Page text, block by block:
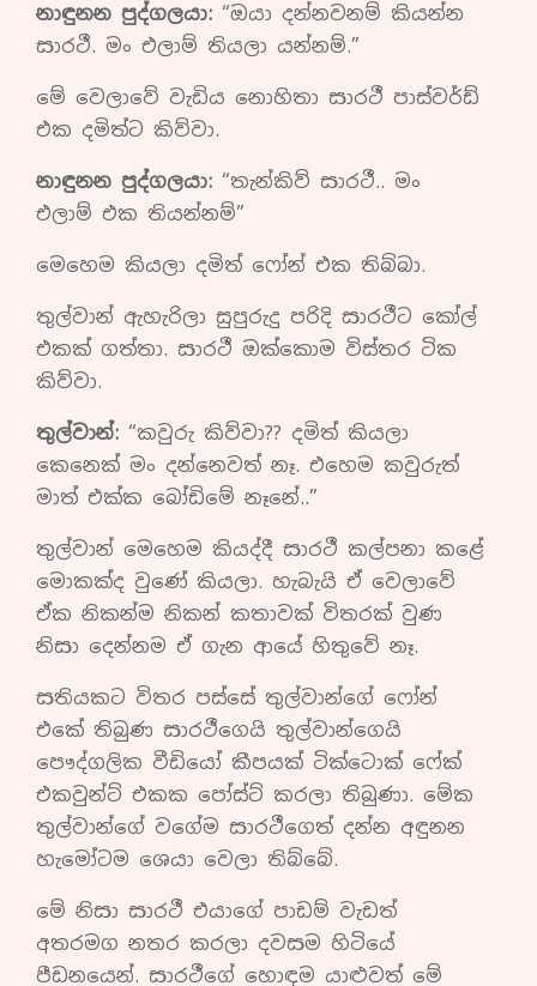
නාඳුනන පුද්ගලයා: “ඔයා දන්නවනම් කියන්න
සාරථී. මං එලාම් තියලා යන්නම්.”
මේ වෙලාවේ වැඩිය නොහිතා සාරථී පාස්වර්ඩ්
එක දමිත්ට කිව්වා.
නාඳුනන පුද්ගලයා: “තැන්කිව් සාරථී.. මං
එලාම් එක තියන්නම්”
මෙහෙම කියලා දමිත් ෆෝන් එක තිබ්බා.
තුල්වාන් ඇහැරිලා සුපුරුදු පරිදි සාරථීට කෝල්
එකක් ගත්තා. සාරථී ඔක්කොම විස්තර ටික
කිව්වා.
තුල්වාන්: “කවුරු කිව්වා?? දමිත් කියලා
කෙනෙක් මං දන්නෙවත් නෑ. එහෙම කවුරුත්
මාත් එක්ක බෝඩිමේ නෑනේ..”
තුල්වාන් මෙහෙම කියද්දී සාරථී කල්පනා කළේ
මොකක්ද වුණේ කියලා. හැබැයි ඒ වෙලාවේ
ඒක නිකන්ම නිකන් කතාවක් විතරක් වුණ
නිසා දෙන්නම ඒ ගැන ආයේ හිතුවේ නෑ.
සතියකට විතර පස්සේ තුල්වාන්ගේ ෆෝන්
එකේ තිබුණ සාරථීගෙයි තුල්වාන්ගෙයි
පෞද්ගලික වීඩියෝ කීපයක් ටික්ටොක් ෆේක්
එකවුන්ට් එකක පෝස්ට් කරලා තිබුණා. මේක
තුල්වාන්ගේ වගේම සාරථීගෙත් දන්න අඳුනන
හැමෝටම ශෙයා වෙලා තිබ්බේ.
මේ නිසා සාරථී එයාගේ පාඩම් වැඩත්
අතරමග නතර කරලා දවසම හිටියේ
පීඩනයෙන්. සාරථීගේ හොඳම යාළුවත් මේ